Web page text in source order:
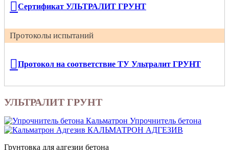
Сертификат УЛЬТРАЛИТ ГРУНТ
Протоколы испытаний
Протокол на соответствие ТУ Ультралит ГРУНТ
УЛЬТРАЛИТ ГРУНТ
Упрочнитель бетона
КАЛЬМАТРОН АДГЕЗИВ
Грунтовка для адгезии бетона